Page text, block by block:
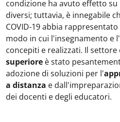
condizione ha avuto effetto
diversi; tuttavia, è innegabile
COVID-19 abbia
modo in cui l'insegnamento e
concepiti e realizzati. Il settore
superiore è stato
adozione di soluzioni per l'
a distanza e
dei docenti e degli educatori.